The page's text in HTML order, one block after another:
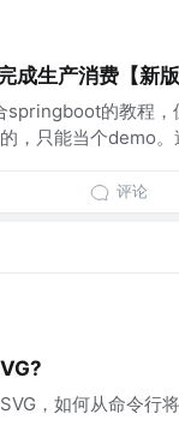
生产消费【新版
springboot的教程
，只能当个demo
评论
，如何从命令行